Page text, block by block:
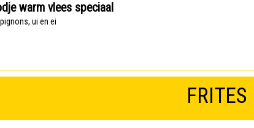
warm vlees speciaal
ui en ei
FRITES